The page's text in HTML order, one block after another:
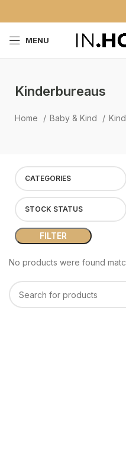
MENU
Kinderbureaus
Home Baby & Kind
CATEGORIES
STOCK STATUS
FILTER
No products were found